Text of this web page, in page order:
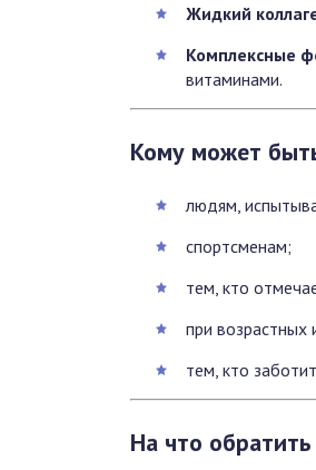
Жидкий
Комплексные
витаминами.
Кому может
людям,
спортсменам;
тем, кто
при возрастных
тем, кто
На что